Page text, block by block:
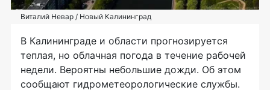
Виталий Невар / Новый Калининград
В Калининграде и области прогнозируется
теплая, но облачная погода в течение рабочей
недели. Вероятны небольшие дожди. Об этом
сообщают гидрометеорологические службы.